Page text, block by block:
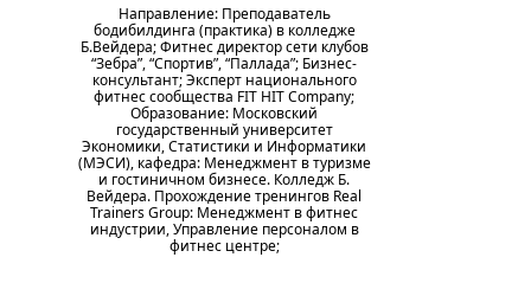
Направление: Преподаватель
бодибилдинга (практика) в колледже
Б.Вейдера; Фитнес директор сети клубов
“Зебра”, “Спортив”, “Паллада”; Бизнес-
консультант; Эксперт национального
фитнес сообщества FIT HIT Company;
Образование: Московский
государственный университет
Экономики, Статистики и Информатики
(МЭСИ), кафедра: Менеджмент в туризме
и гостиничном бизнесе. Колледж Б.
Вейдера. Прохождение тренингов Real
Trainers Group: Менеджмент в фитнес
индустрии, Управление персоналом в
фитнес центре;